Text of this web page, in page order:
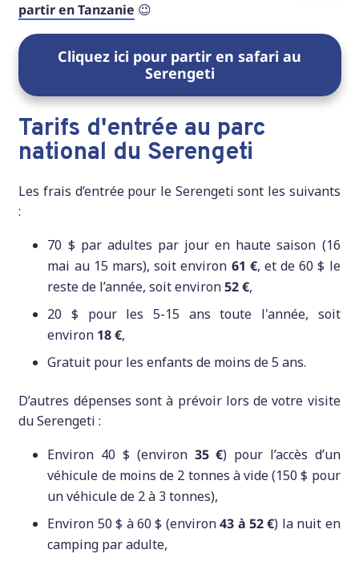
partir en Tanzanie 😉
Cliquez ici pour partir en safari au
Serengeti
Tarifs d'entrée au parc
national du Serengeti
Les frais d’entrée pour le Serengeti sont les suivants
:
70 $ par adultes par jour en haute saison (16
mai au 15 mars), soit environ 61 €, et de 60 $ le
reste de l’année, soit environ52 €,
20 $ pour les 5-15 ans toute l'année, soit
environ 18 €,
Gratuit pour les enfants de moins de 5 ans.
D’autres dépenses sont à prévoir lors de votre visite
du Serengeti :
Environ 40 $ (environ 35 €) pour l’accès d’un
véhicule de moins de 2 tonnes à vide (150 $ pour
un véhicule de 2 à 3 tonnes),
Environ 50 $ à 60 $ (environ43 à 52 €) la nuit en
camping par adulte,